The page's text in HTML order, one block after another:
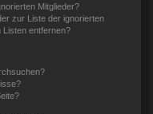
Mitglieder?
zur Liste der ignorierten
Listen entfernen?